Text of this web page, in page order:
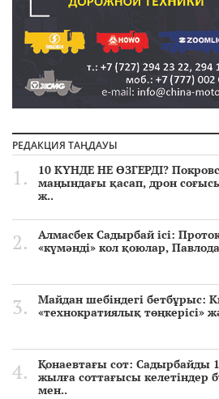
РЕДАКЦИЯ ТАҢДАУЫ
10 КҮНДЕ НЕ ӨЗГЕРДІ?
маңындағы қасап, дрон
ж..
Алмасбек Садырбай ісі:
«күмәнді» кол қоюлар,
Майдан шебіндегі бетбұрыс:
«технократиялық төңкерісі»
Қонаевтағы сот: Садырбайды
жылға соттағысы келетіндер
мен..